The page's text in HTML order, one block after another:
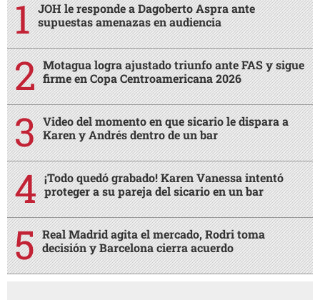
JOH le responde a Dagoberto Aspra ante
supuestas amenazas en audiencia
Motagua logra ajustado triunfo ante FAS y sigue
firme en Copa Centroamericana 2026
Video del momento en que sicario le dispara a
Karen y Andrés dentro de un bar
¡Todo quedó grabado! Karen Vanessa intentó
proteger a su pareja del sicario en un bar
Real Madrid agita el mercado, Rodri toma
decisión y Barcelona cierra acuerdo